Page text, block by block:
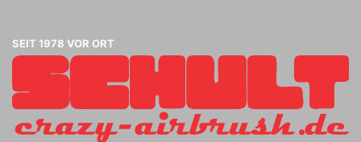
SEIT 1978 VOR ORT